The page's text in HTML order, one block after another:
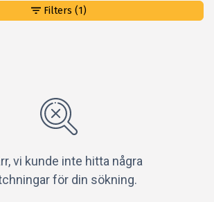
vi kunde inte hitta några
för din sökning.
Filters (1)